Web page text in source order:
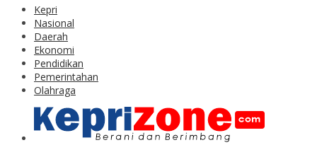
Kepri
Nasional
Daerah
Ekonomi
Pendidikan
Pemerintahan
Olahraga